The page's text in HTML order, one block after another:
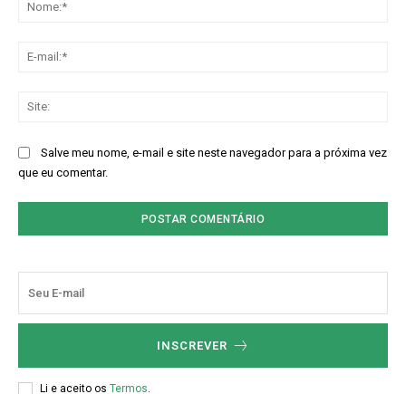
Salve meu nome, e-mail e site neste navegador para a próxima vez
que eu comentar.
INSCREVER
Li e aceito os Termos.